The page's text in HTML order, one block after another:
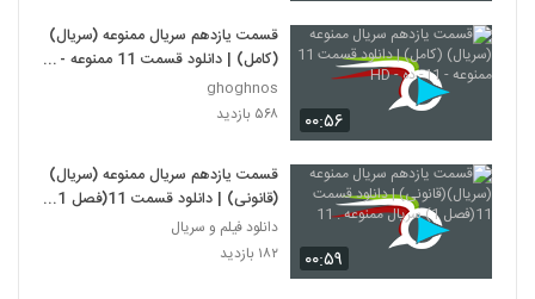
۰۰:۵۶
قسمت یازدهم سریال ممنوعه (سریال)
(کامل) | دانلود قسمت 11 ممنوعه -
11- ده - HD
ghoghnos
۵۶۸ بازدید
۰۰:۵۹
قسمت یازدهم سریال ممنوعه (سریال)
(قانونی) | دانلود قسمت 11(فصل 1)
سریال ممنوعه . 11
دانلود فیلم و سریال
۱۸۲ بازدید